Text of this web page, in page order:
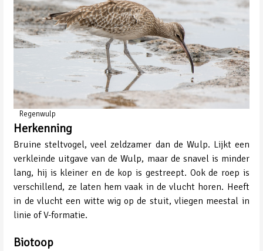
Regenwulp
Herkenning
Bruine steltvogel, veel zeldzamer dan de Wulp. Lijkt een
verkleinde uitgave van de Wulp, maar de snavel is minder
lang, hij is kleiner en de kop is gestreept. Ook de roep is
verschillend, ze laten hem vaak in de vlucht horen. Heeft
in de vlucht een witte wig op de stuit, vliegen meestal in
linie of V-formatie.
Biotoop